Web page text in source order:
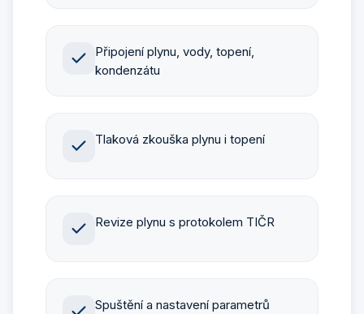
Připojení plynu, vody, topení,
kondenzátu
Tlaková zkouška plynu i topení
Revize plynu s protokolem TIČR
Spuštění a nastavení parametrů